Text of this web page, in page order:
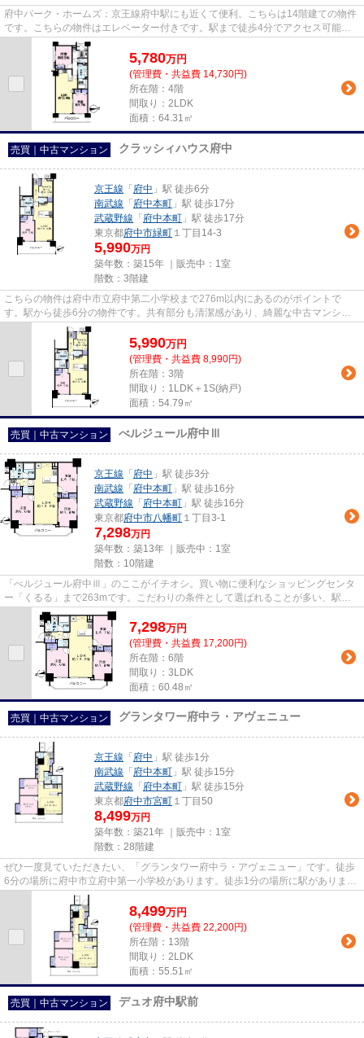
府中パーク・ホームズ：京王線府中駅にも近くて便利。こちらは14階建ての物件
です。こちらの物件はエレベーター付きです。駅まで徒歩4分でアクセス可能な
物件です。不動産のことでお悩...
5,780万円
(管理費・共益費 14,730円)
所在階：4階
間取り：2LDK
面積：64.31㎡
売買｜中古マンション クラッシィハウス府中
京王線 「 府中 」駅 徒歩6分
南武線 「 府中本町 」駅 徒歩17分
武蔵野線 「 府中本町 」駅 徒歩17分
東京都府中市緑町 １丁目14-3
5,990万円
築年数：築15年 ｜販売中： 1室
階数：3階建
こちらの物件は府中市立府中第二小学校まで276m以内にあるのがポイントで
す。駅から徒歩6分の物件です。共有部分も清潔感があり、綺麗な中古マンショ
ンです。不動産を購入するなら、府...
5,990万円
(管理費・共益費 8,990円)
所在階：3階
間取り：1LDK＋1S(納戸)
面積：54.79㎡
売買｜中古マンション べルジュール府中Ⅲ
京王線 「 府中 」駅 徒歩3分
南武線 「 府中本町 」駅 徒歩16分
武蔵野線 「 府中本町 」駅 徒歩16分
東京都府中市八幡町 １丁目3-1
7,298万円
築年数：築13年 ｜販売中： 1室
階数：10階建
「べルジュール府中Ⅲ」のここがイチオシ。買い物に便利なショッピングセンタ
ー「くるる」まで263mです。こだわりの条件として選ばれることが多い、駅徒
歩3分の駅近物件です。こちらは...
7,298万円
(管理費・共益費 17,200円)
所在階：6階
間取り：3LDK
面積：60.48㎡
売買｜中古マンション グランタワー府中ラ・アヴェニュー
京王線 「 府中 」駅 徒歩1分
南武線 「 府中本町 」駅 徒歩15分
武蔵野線 「 府中本町 」駅 徒歩15分
東京都府中市宮町 １丁目50
8,499万円
築年数：築21年 ｜販売中： 1室
階数：28階建
ぜひ一度見ていただきたい、「グランタワー府中ラ・アヴェニュー」です。徒歩
6分の場所に府中市立府中第一小学校があります。徒歩1分の場所に駅がありま
す。こちらはタワーマンション...
8,499万円
(管理費・共益費 22,200円)
所在階：13階
間取り：2LDK
面積：55.51㎡
売買｜中古マンション デュオ府中駅前